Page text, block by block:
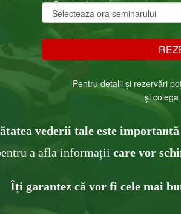
Pentru detalii și rezervări
și
vederii tale este
a afla informații care vor
Îți garantez că vor fi cele mai